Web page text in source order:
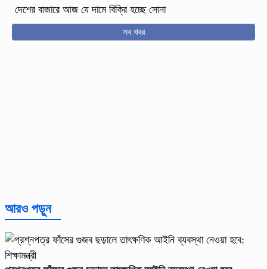
দেশের বাজারে আজ যে দামে বিক্রি হচ্ছে সোনা
সব খবর
আরও পড়ুন